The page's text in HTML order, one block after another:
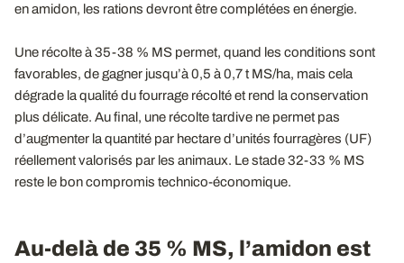
en amidon, les rations devront être complétées en énergie.
Une récolte à 35-38 % MS permet, quand les conditions sont
favorables, de gagner jusqu’à 0,5 à 0,7 t MS/ha, mais cela
dégrade la qualité du fourrage récolté et rend la conservation
plus délicate. Au final, une récolte tardive ne permet pas
d’augmenter la quantité par hectare d’unités fourragères (UF)
réellement valorisés par les animaux. Le stade 32-33 % MS
reste le bon compromis technico-économique.
Au-delà de 35 % MS, l’amidon est